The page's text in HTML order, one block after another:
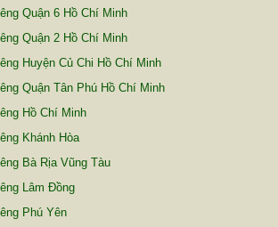
Quận 6 Hồ Chí Minh
Quận 2 Hồ Chí Minh
Huyện Củ Chi Hồ Chí Minh
Quận Tân Phú Hồ Chí Minh
Hồ Chí Minh
Khánh Hòa
Bà Rịa Vũng Tàu
Lâm Đồng
Phú Yên